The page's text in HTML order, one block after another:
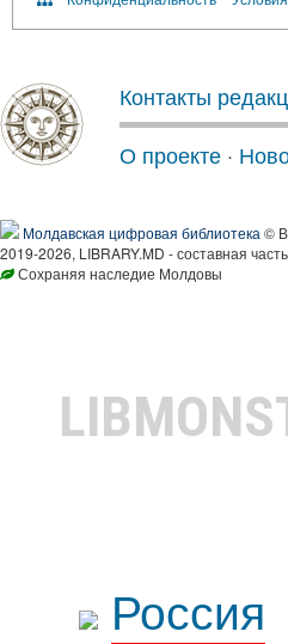
Контакты
О проекте ·
Молдавская цифровая библиотека ©
2019-2026, LIBRARY.MD - составная
Сохраняя наследие Молдовы
Россия